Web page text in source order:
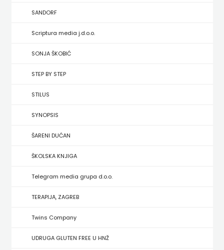
HRVATSKA
MLADINSKA
KNJIGA
MOZAIK
MOZAIK
KNJIGA
NAKLADA
BEGEN
NAKLADA
BENEDIKTA
NAKLADA
MATE
SANDORF
Scriptura media j.d.o.o.
SONJA ŠKOBIĆ
STEP BY STEP
STILUS
SYNOPSIS
ŠARENI DUĆAN
ŠKOLSKA KNJIGA
Telegram media grupa d.o.o.
TERAPIJA, ZAGREB
Twins Company
UDRUGA GLUTEN FREE U HNŽ